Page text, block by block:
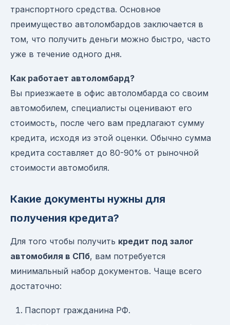
транспортного средства. Основное
преимущество автоломбардов заключается в
том, что получить деньги можно быстро, часто
уже в течение одного дня.
Как работает автоломбард?
Вы приезжаете в офис автоломбарда со своим
автомобилем, специалисты оценивают его
стоимость, после чего вам предлагают сумму
кредита, исходя из этой оценки. Обычно сумма
кредита составляет до 80-90% от рыночной
стоимости автомобиля.
Какие документы нужны для
получения кредита?
Для того чтобы получить кредит под залог
автомобиля в СПб, вам потребуется
минимальный набор документов. Чаще всего
достаточно:
Паспорт гражданина РФ.